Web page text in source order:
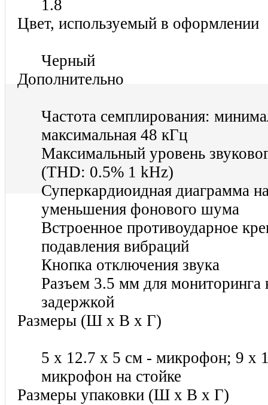
1.8
Цвет, используемый в оформлении
Черный
Дополнительно
Частота семплирования:
максимальная 48 кГц
Максимальный уровень
(THD: 0.5% 1 kHz)
Суперкардиоидная диаграмма
уменьшения фонового шума
Встроенное противоударное
подавления вибраций
Кнопка отключения звука
Разъем 3.5 мм для мониторинга
задержкой
Размеры (Ш х В х Г)
5 х 12.7 х 5 см - микрофон; 9 х
микрофон на стойке
Размеры упаковки (Ш х В х Г)